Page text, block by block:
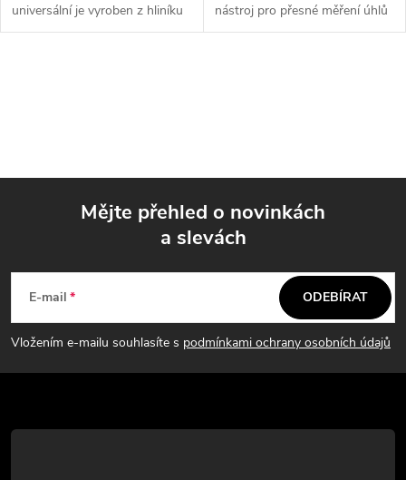
universální je vyroben z hliníku
a nabízí univerzální použití. Jeho
nástroj pro přesné měření úhlů
od 30 do 180 stupňů.
a
í
p
p
a
t
Mějte přehled o novinkách
a slevách
E-mail
Vložením e-mailu souhlasíte s podmínkami ochrany osobních údajů
ODEBÍRAT